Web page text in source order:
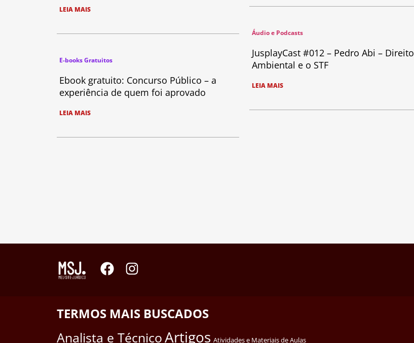
LEIA MAIS
E-books Gratuitos
Ebook gratuito: Concurso Público – a
experiência de quem foi aprovado
LEIA MAIS
Áudio e Podcasts
JusplayCast #012 – Pedro Abi – Direito
Ambiental e o STF
LEIA MAIS
TERMOS MAIS BUSCADOS
Analista e TécnicoArtigos Atividades e Materiais de Aulas